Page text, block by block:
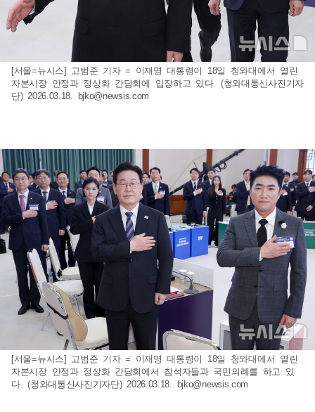
[서울=뉴시스] 고범준 기자 = 이재명 대통령이 18일 청와대에서 열린
자본시장 안정과 정상화 간담회에 입장하고 있다. (청와대통신사진기자
단) 2026.03.18.
bjko@newsis.com
[서울=뉴시스] 고범준 기자 = 이재명 대통령이 18일 청와대에서 열린
자본시장 안정과 정상화 간담회에서 참석자들과 국민의례를 하고 있
다. (청와대통신사진기자단) 2026.03.18.
bjko@newsis.com